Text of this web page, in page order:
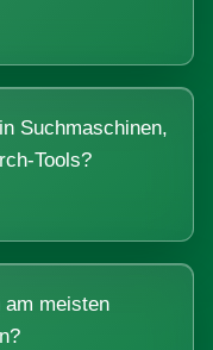
Suchmaschinen,
Tools?
am meisten